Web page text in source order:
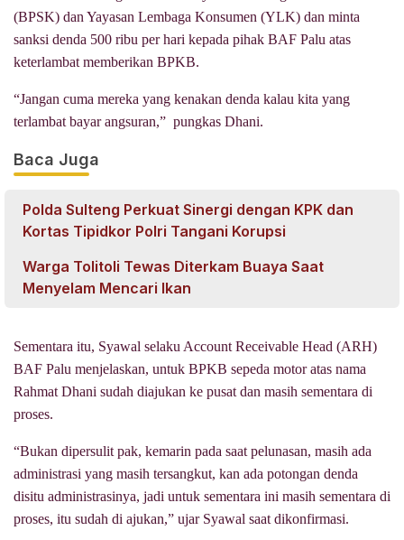
(BPSK) dan Yayasan Lembaga Konsumen (YLK) dan minta
sanksi denda 500 ribu per hari kepada pihak BAF Palu atas
keterlambat memberikan BPKB.
“Jangan cuma mereka yang kenakan denda kalau kita yang
terlambat bayar angsuran,” pungkas Dhani.
Baca Juga
Polda Sulteng Perkuat Sinergi dengan KPK dan
Kortas Tipidkor Polri Tangani Korupsi
Warga Tolitoli Tewas Diterkam Buaya Saat
Menyelam Mencari Ikan
Sementara itu, Syawal selaku Account Receivable Head (ARH)
BAF Palu menjelaskan, untuk BPKB sepeda motor atas nama
Rahmat Dhani sudah diajukan ke pusat dan masih sementara di
proses.
“Bukan dipersulit pak, kemarin pada saat pelunasan, masih ada
administrasi yang masih tersangkut, kan ada potongan denda
disitu administrasinya, jadi untuk sementara ini masih sementara di
proses, itu sudah di ajukan,” ujar Syawal saat dikonfirmasi.